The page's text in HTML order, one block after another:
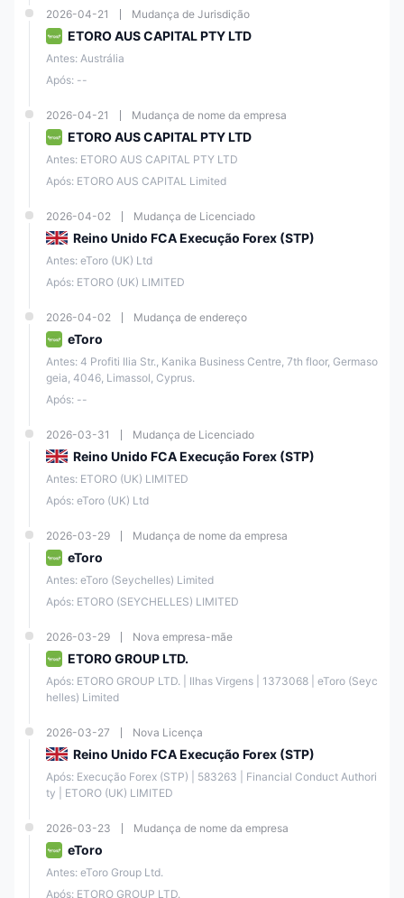
respeitáveis
investimento em USD
Recursos de cópia de
negociação social
Contas de
demonstração
disponíveis para prática
A eToro é Legítima?
A eToro é uma corretora online legítima e regulamentada que opera
desde 2007.
É licenciado e regulamentado por várias autoridades financeiras
respeitáveis, incluindo a Autoridade de Conduta Financeira (
Investimentos (ASIC
) e a Comissão de Valores Mobiliários e Câmbio
de Chipre (
País
Regul
ament
Regul
Entida
de
ada
ETOR
LIMITE
g
(MM)
C
Etoro
Limite
FCA
(UK)
Ltd
Direto
A empresa também é membro do
Investidor
No entanto, como em qualquer plataforma de investimento, existem
2026-04-21 Mudança de Jurisdição
ETORO AUS CAPITAL PTY LTD
Antes: Austrália
Após: --
2026-04-21 Mudança de nome da empresa
ETORO AUS CAPITAL PTY LTD
Antes: ETORO AUS CAPITAL PTY LTD
Após: ETORO AUS CAPITAL Limited
2026-04-02 Mudança de Licenciado
Reino Unido FCA Execução Forex (STP)
Antes: eToro (UK) Ltd
Após: ETORO (UK) LIMITED
2026-04-02 Mudança de endereço
eToro
Antes: 4 Profiti Ilia Str., Kanika Business Centre, 7th floor, Germaso
geia, 4046, Limassol, Cyprus.
Após: --
2026-03-31 Mudança de Licenciado
Reino Unido FCA Execução Forex (STP)
Antes: ETORO (UK) LIMITED
Após: eToro (UK) Ltd
2026-03-29 Mudança de nome da empresa
eToro
Antes: eToro (Seychelles) Limited
Após: ETORO (SEYCHELLES) LIMITED
2026-03-29 Nova empresa-mãe
ETORO GROUP LTD.
Após: ETORO GROUP LTD. | Ilhas Virgens | 1373068 | eToro (Seyc
helles) Limited
2026-03-27 Nova Licença
Reino Unido FCA Execução Forex (STP)
Após: Execução Forex (STP) | 583263 | Financial Conduct Authori
ty | ETORO (UK) LIMITED
2026-03-23 Mudança de nome da empresa
eToro
Antes: eToro Group Ltd.
Após: ETORO GROUP LTD.